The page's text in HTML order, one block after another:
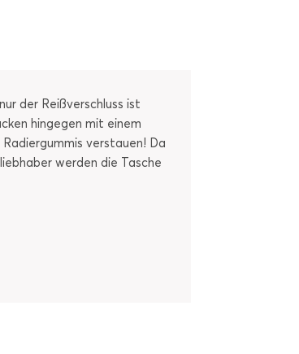
der Reißverschluss ist
hingegen mit einem
verstauen! Da
werden die Tasche